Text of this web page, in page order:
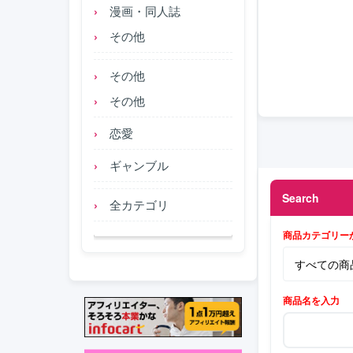
漫画・同人誌
その他
その他
その他
恋愛
ギャンブル
全カテゴリ Search
商品カテゴリー
商品名を入力